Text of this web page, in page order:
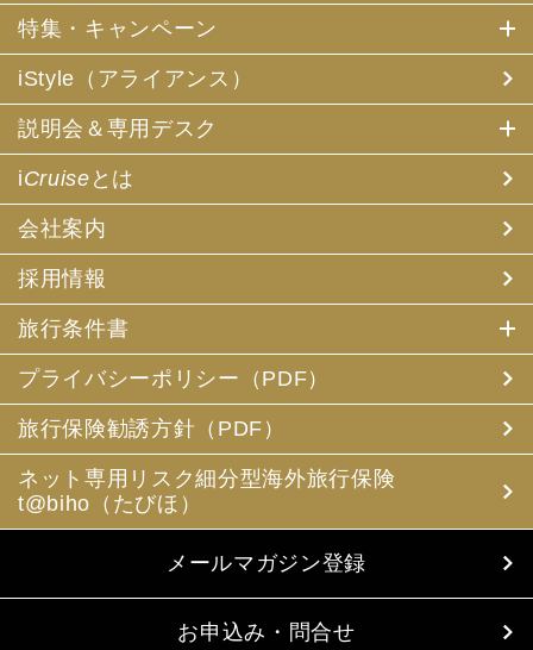
特集・キャンペーン
iStyle（アライアンス）
説明会＆専用デスク
iCruise とは
会社案内
採用情報
旅行条件書
プライバシーポリシー（PDF）
旅行保険勧誘方針（PDF）
ネット専用リスク細分型海外旅行保険
t@biho（たびほ）
メールマガジン登録
お申込み・問合せ